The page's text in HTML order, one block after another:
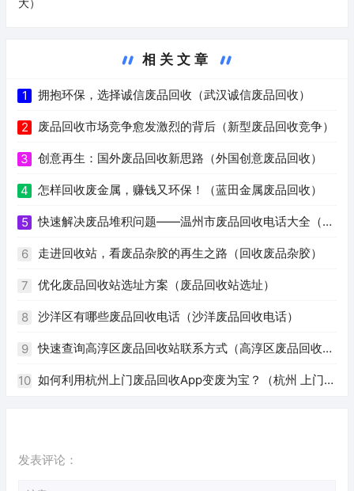
大）
相关文章
1 拥抱环保，选择诚信废品回收（武汉诚信废品回收）
2 废品回收市场竞争愈发激烈的背后（新型废品回收竞争）
3 创意再生：国外废品回收新思路（外国创意废品回收）
4 怎样回收废金属，赚钱又环保！（蓝田金属废品回收）
5 快速解决废品堆积问题——温州市废品回收电话大全（温
州废品回收电话号码）
6 走进回收站，看废品杂胶的再生之路（回收废品杂胶）
7 优化废品回收站选址方案（废品回收站选址）
8 沙洋区有哪些废品回收电话（沙洋废品回收电话）
9 快速查询高淳区废品回收站联系方式（高淳区废品回收站
电话）
10 如何利用杭州上门废品回收App变废为宝？（杭州 上门回
发表评论：